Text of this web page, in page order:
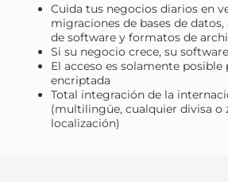
Cuida tus negocios diarios en
migraciones de bases de
de software y formatos de
Si su negocio crece, su
El acceso es solamente posible
encriptada
Total integración de la
(multilingüe, cualquier divisa o
localización)